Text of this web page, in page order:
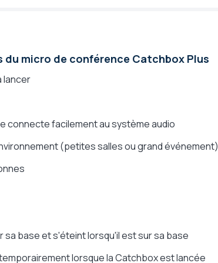
micro de conférence Catchbox Plus
lancer
connecte facilement au système audio
(petites salles ou grand événement)
sa base et s'éteint lorsqu'il est sur sa base
lorsque la Catchbox est lancée